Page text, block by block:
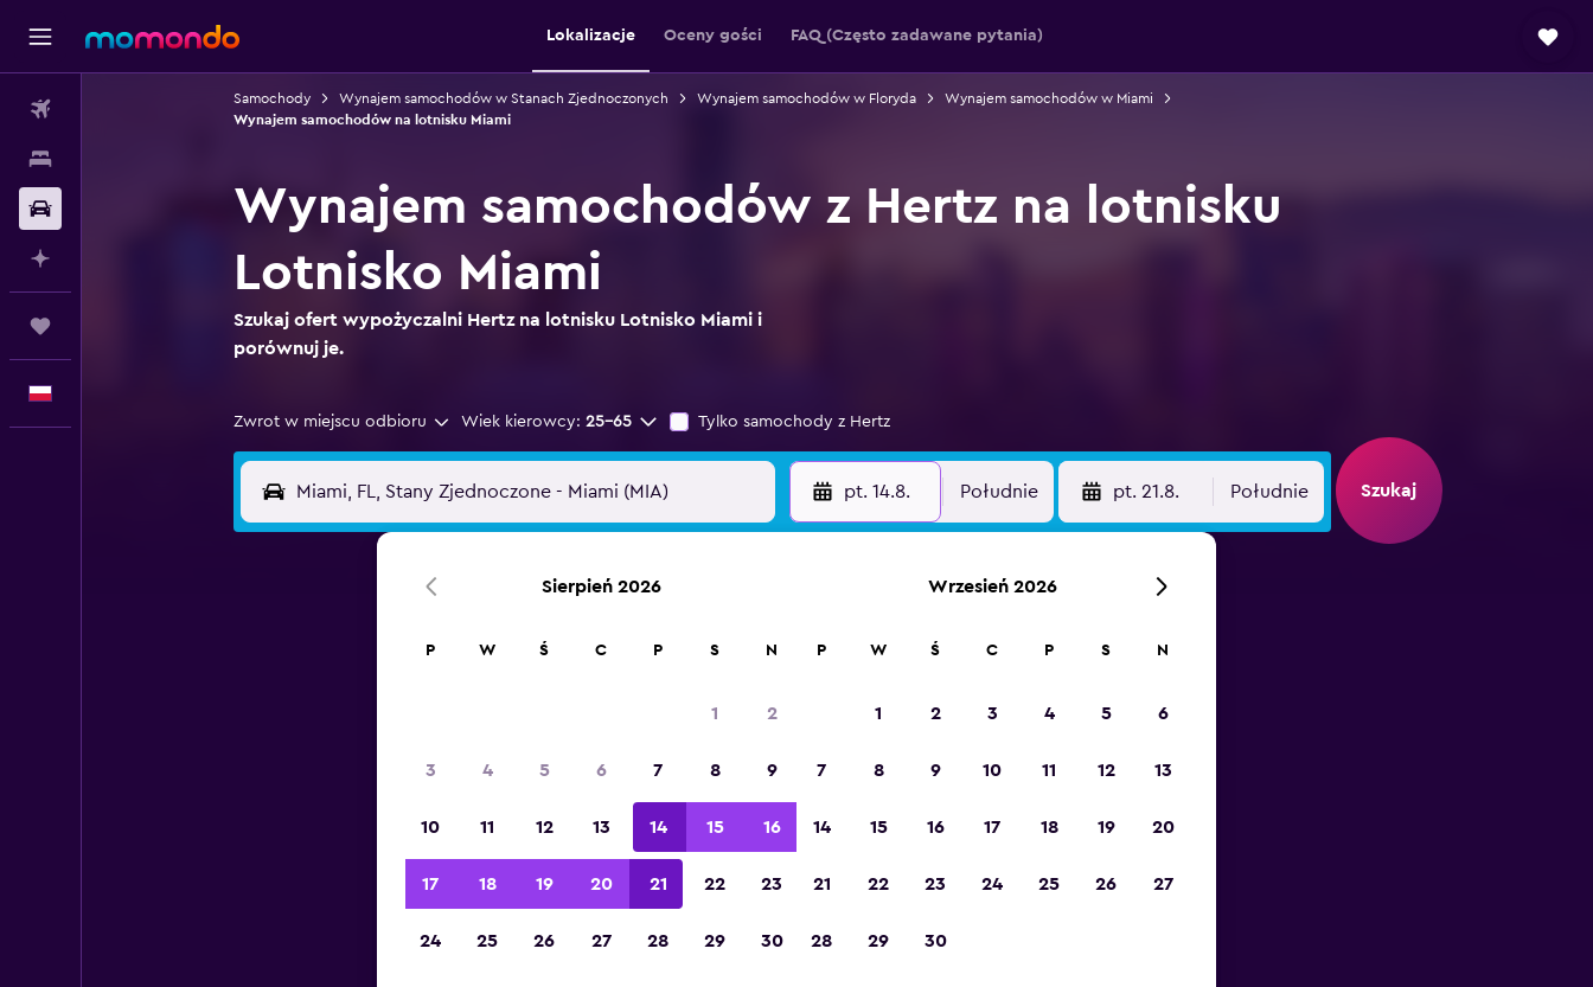
Lokalizacje Oceny gości FAQ (Często zadawane pytania)
Samochody Wynajem samochodów w Stanach Zjednoczonych Wynajem samochodów w Floryda
Wynajem samochodów w Miami
Wynajem samochodów na lotnisku Miami
Wynajem samochodów z Hertz na lotnisku
Lotnisko Miami
Szukaj ofert wypożyczalni Hertz na lotnisku Lotnisko Miami i
porównuj je.
Zwrot w miejscu odbioru Wiek kierowcy: 25-65 Tylko samochody z Hertz
pt. 14.8. Południe pt. 21.8. Południe Szukaj
turystyczna w Europie” w 2023 roku
Sierpień 2026
P W Ś C P S N
1 2
3 4 5 6 7 8 9
10 11 12 13 14 15 16
17 18 19 20 21 22 23
24 25 26 27 28 29 30
Wrzesień 2026
P W Ś C P S N
1 2 3 4 5 6
7 8 9 10 11 12 13
14 15 16 17 18 19 20
21 22 23 24 25 26 27
28 29 30